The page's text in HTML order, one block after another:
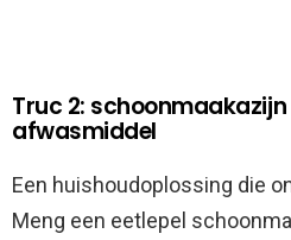
Truc 2:
afwasmiddel
Een huishoudoplossing die
Meng een eetlepel